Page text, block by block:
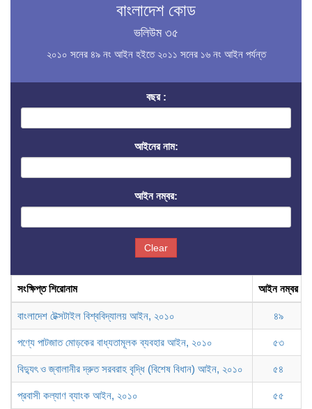
বাংলাদেশ কোড
ভলিউম ৩৫
২০১০ সনের ৪৯ নং আইন হইতে ২০১১ সনের ১৬ নং আইন পর্যন্ত
বছর :
আইনের নাম:
আইন নম্বর:
Clear
সংক্ষিপ্ত শিরোনাম আইন নম্বর
বাংলাদেশ টেক্সটাইল বিশ্ববিদ্যালয় আইন, ২০১০ ৪৯
পণ্যে পাটজাত মোড়কের বাধ্যতামূলক ব্যবহার আইন, ২০১০ ৫৩
বিদ্যুৎ ও জ্বালানীর দ্রুত সরবরাহ বৃদ্ধি (বিশেষ বিধান) আইন, ২০১০ ৫৪
প্রবাসী কল্যাণ ব্যাংক আইন, ২০১০ ৫৫